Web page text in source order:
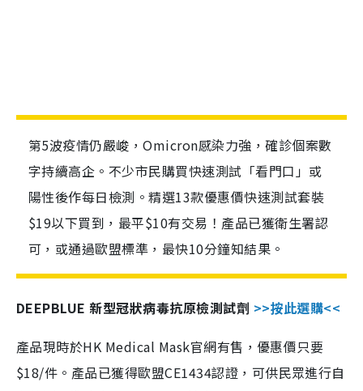
第5波疫情仍嚴峻，Omicron感染力強，確診個案數
字持續高企。不少市民購買快速測試「看門口」或
陽性後作每日檢測。精選13款優惠價快速測試套裝
$19以下買到，最平$10有交易！產品已獲衛生署認
可，或通過歐盟標準，最快10分鐘知結果。
DEEPBLUE 新型冠狀病毒抗原檢測試劑 >>按此選購<<
產品現時於HK Medical Mask官網有售，優惠價只要
$18/件。產品已獲得歐盟CE1434認證，可供民眾進行自